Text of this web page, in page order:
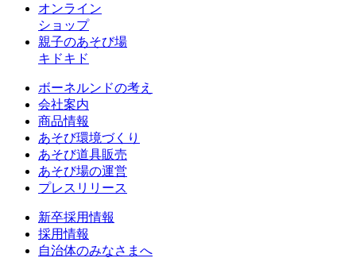
オンライン
ショップ
親子のあそび場
キドキド
ボーネルンドの考え
会社案内
商品情報
あそび環境づくり
あそび道具販売
あそび場の運営
プレスリリース
新卒採用情報
採用情報
自治体のみなさまへ